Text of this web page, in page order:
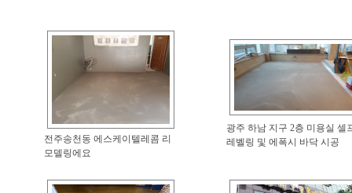
전주송천동 에스케이텔레콤 리
모델링에요
광주 하남 지구 2층 미용실 셀
레벨링 및 에폭시 바닥 시공